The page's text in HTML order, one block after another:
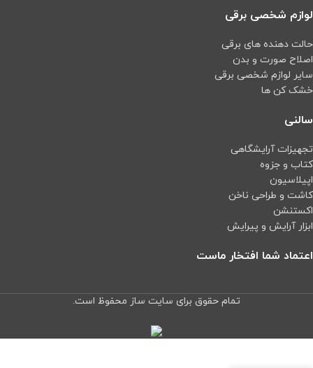
لوازم شخصی برقی
حالت دهنده های برقی
اصلاح صورت و بدن
سایر لوازم شخصی برقی
خشک کن ها
سالنی
تجهیزات آرایشگاهی
کتاب و جزوه
اپیلاسیون
کاشت و طراحی ناخن
اکستنشن
ابزار آرایش و پیرایش
اعتماد شما افتخار ماست
تمام حقوق برای سایت ساز محفوظ است.